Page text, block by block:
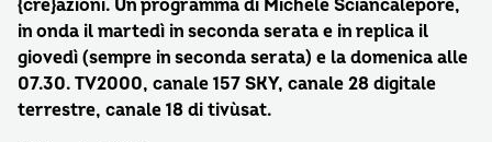
{cre}azioni. Un programma di Michele Sciancalepore,
in onda il martedì in seconda serata e in replica il
giovedì (sempre in seconda serata) e la domenica alle
07.30. TV2000, canale 157 SKY, canale 28 digitale
terrestre, canale 18 di tivùsat.